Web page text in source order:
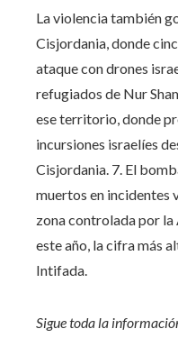
La violencia también
Cisjordania, donde
ataque con drones
refugiados de Nur
ese territorio, donde
incursiones israelíes
Cisjordania. 7. El
muertos en incidentes
zona controlada por
este año, la cifra más
Intifada.
Sigue toda la